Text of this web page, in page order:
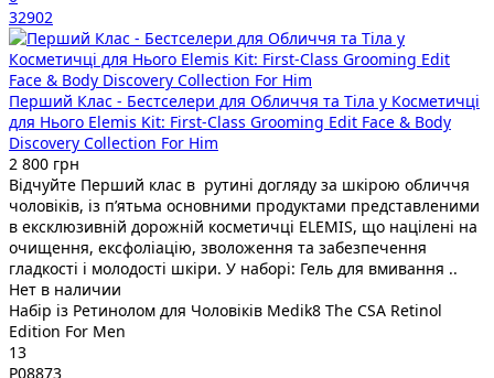
32902
Перший Клас - Бестселери для Обличчя та Тіла у Косметичці
для Нього Elemis Kit: First-Class Grooming Edit Face & Body
Discovery Collection For Him
2 800 грн
Відчуйте Перший клас в рутині догляду за шкірою обличчя
чоловіків, із п’ятьма основними продуктами представленими
в ексклюзивній дорожній косметичці ELEMIS, що націлені на
очищення, ексфоліацію, зволоження та забезпечення
гладкості і молодості шкіри. У наборі: Гель для вмивання ..
Нет в наличии
Набір із Ретинолом для Чоловіків Medik8 The CSA Retinol
Edition For Men
13
P08873